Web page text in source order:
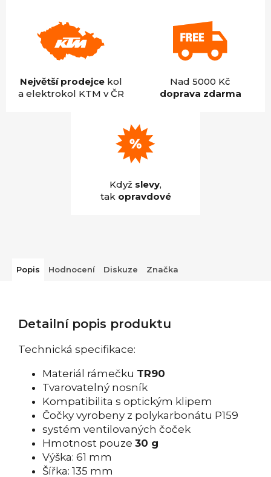
Největší prodejcekol
a elektrokol KTM v ČR
Nad 5000 Kč
doprava zdarma
Když slevy,
tak opravdové
Popis Hodnocení Diskuze Značka
Detailní popis produktu
Technická specifikace:
Materiál rámečku TR90
Tvarovatelný nosník
Kompatibilita s optickým klipem
Čočky vyrobeny z polykarbonátu P159
systém ventilovaných čoček
Hmotnost pouze 30 g
Výška: 61 mm
Šířka: 135 mm